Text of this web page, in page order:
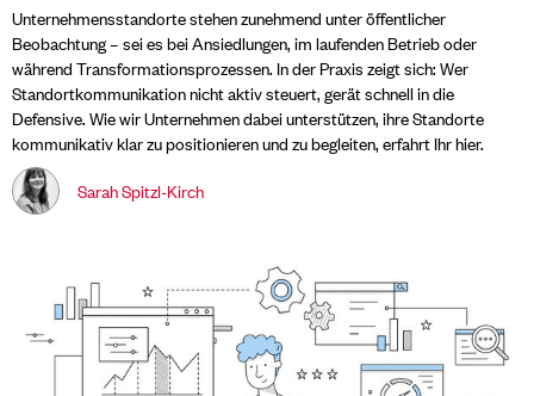
Unternehmensstandorte stehen zunehmend unter öffentlicher
Beobachtung – sei es bei Ansiedlungen, im laufenden Betrieb oder
während Transformationsprozessen. In der Praxis zeigt sich: Wer
Standortkommunikation nicht aktiv steuert, gerät schnell in die
Defensive. Wie wir Unternehmen dabei unterstützen, ihre Standorte
kommunikativ klar zu positionieren und zu begleiten, erfahrt Ihr hier.
Sarah Spitzl-Kirch